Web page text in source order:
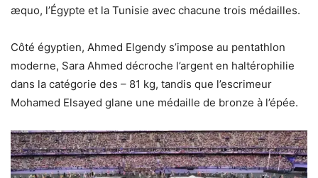
æquo, l’Égypte et la Tunisie avec chacune trois médailles.
Côté égyptien, Ahmed Elgendy s’impose au pentathlon
moderne, Sara Ahmed décroche l’argent en haltérophilie
dans la catégorie des – 81 kg, tandis que l’escrimeur
Mohamed Elsayed glane une médaille de bronze à l’épée.